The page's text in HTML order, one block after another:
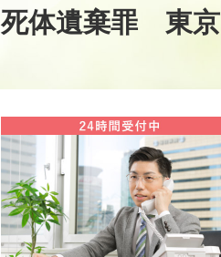
死体遺棄罪 東京